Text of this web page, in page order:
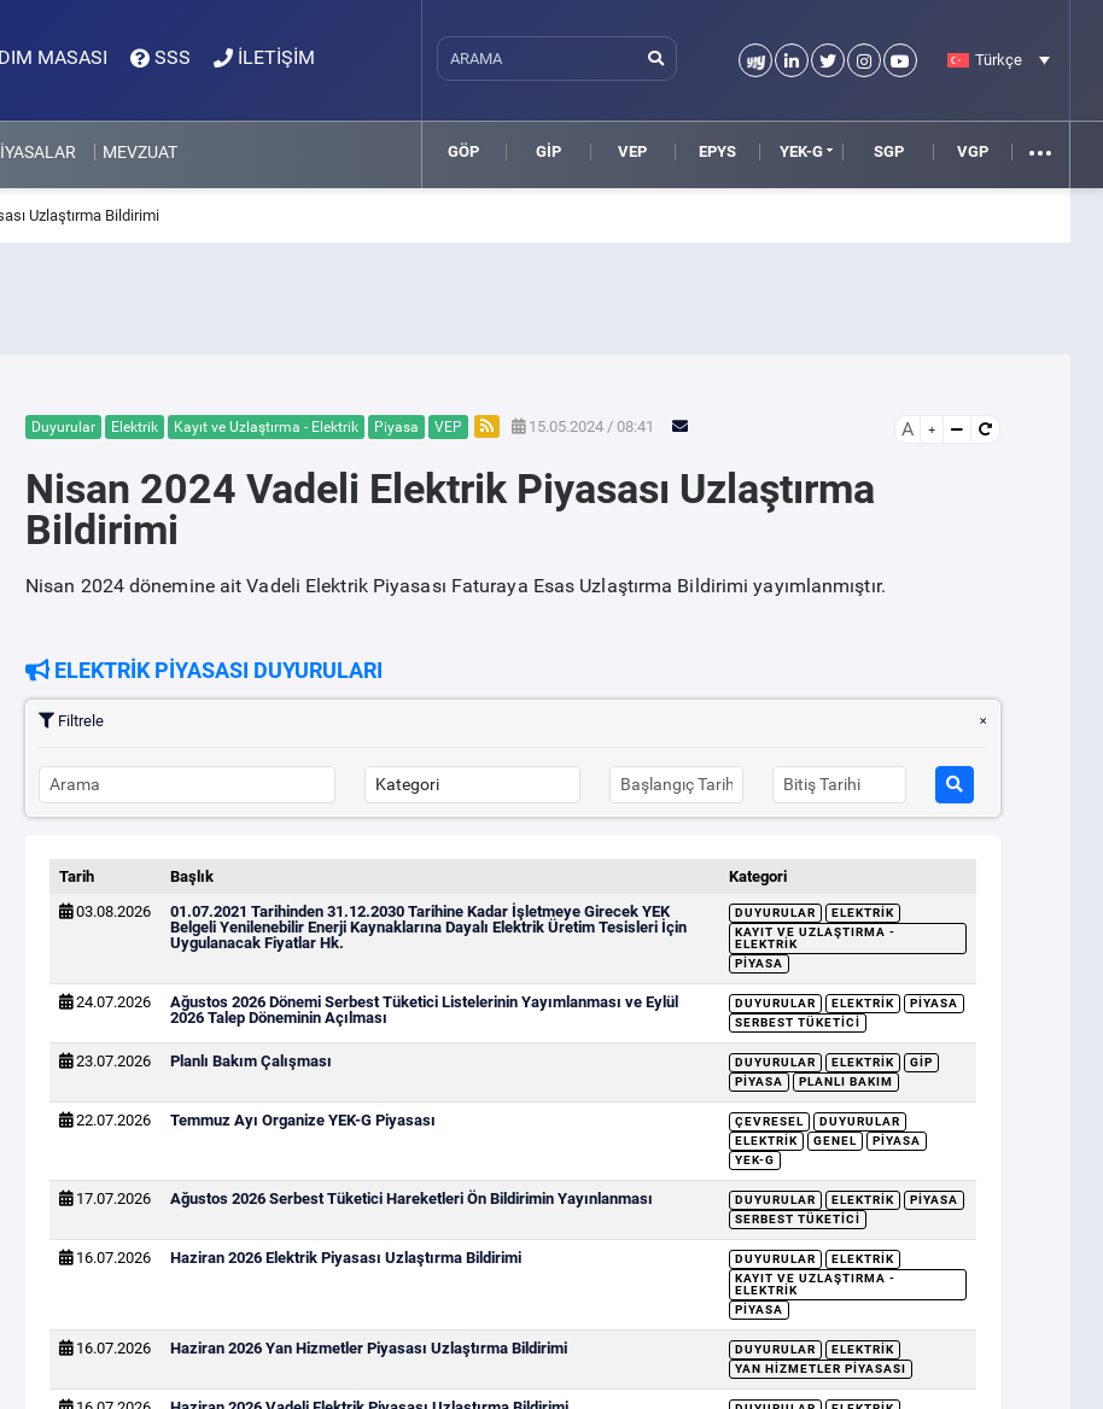
MASASI SSS İLETİŞİM Türkçe
MEVZUAT GÖP GİP VEP EPYS YEK-G SGP VGP
Uzlaştırma Bildirimi
Duyurular Elektrik Kayıt ve Uzlaştırma - Elektrik Piyasa VEP 15.05.2024 / 08:41 A
Nisan 2024 Vadeli Elektrik Piyasası Uzlaştırma
Bildirimi
Nisan 2024 dönemine ait Vadeli Elektrik Piyasası Faturaya Esas Uzlaştırma Bildirimi yayımlanmıştır.
ELEKTRİK PİYASASI DUYURULARI
Filtrele
Tarih Başlık
Kategori
03.08.2026
01.07.2021 Tarihinden 31.12.2030 Tarihine Kadar İşletmeye Girecek YEK
Belgeli Yenilenebilir Enerji Kaynaklarına Dayalı Elektrik Üretim Tesisleri İçin
Uygulanacak Fiyatlar Hk.
DUYURULAR
ELEKTRIK
KAYIT VE UZLAŞTIRMA -
ELEKTRIK
PIYASA
24.07.2026
Ağustos 2026 Dönemi Serbest Tüketici Listelerinin Yayımlanması ve Eylül
2026 Talep Döneminin Açılması
DUYURULAR ELEKTRIK
PIYASA
SERBEST TÜKETICI
23.07.2026 Planlı Bakım Çalışması DUYURULAR ELEKTRIK
GİP
PIYASA
PLANLI BAKIM
22.07.2026 Temmuz Ayı Organize YEK-G Piyasası ÇEVRESEL
DUYURULAR
ELEKTRIK
GENEL
PIYASA
YEK-G
17.07.2026 Ağustos 2026 Serbest Tüketici Hareketleri Ön Bildirimin Yayınlanması DUYURULAR ELEKTRIK
PIYASA
SERBEST TÜKETICI
16.07.2026 Haziran 2026 Elektrik Piyasası Uzlaştırma Bildirimi DUYURULAR
ELEKTRIK
KAYIT VE UZLAŞTIRMA -
ELEKTRIK
PIYASA
16.07.2026 Haziran 2026 Yan Hizmetler Piyasası Uzlaştırma Bildirimi DUYURULAR
ELEKTRIK
YAN HIZMETLER PIYASASI